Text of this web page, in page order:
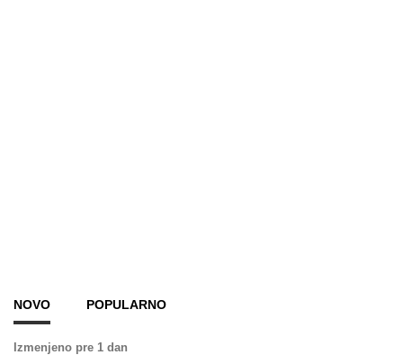
NOVO POPULARNO
Izmenjeno pre 1 dan